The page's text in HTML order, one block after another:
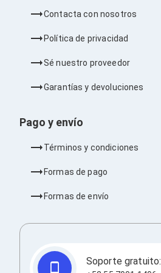
Unidades de Disco
Desktop y Portátiles
Cargadores
Maletines
Filtros de privacidad
Bases para Laptops
Fundas y Skins
Audífonos
Accesorios para PC's
Bases para PC's
Contacta con nosotros
Política de privacidad
Sé nuestro proveedor
Garantías y devoluciones
Pago y envío
Términos y condiciones
Formas de pago
Formas de envío
Soporte gratuito: